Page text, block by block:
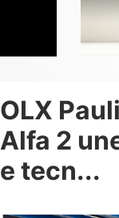
OLX
Alfa 2
e tecn...